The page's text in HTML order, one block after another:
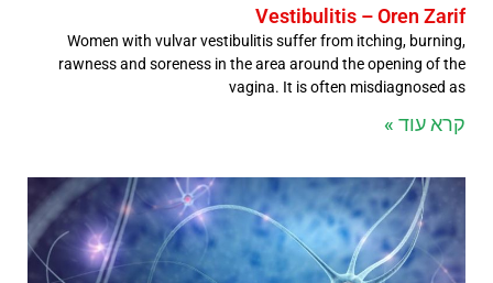
Vestibulitis – Oren Zarif
Women with vulvar vestibulitis suffer from itching, burning,
rawness and soreness in the area around the opening of the
vagina. It is often misdiagnosed as
קרא עוד »